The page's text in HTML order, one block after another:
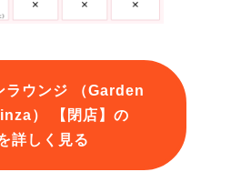
ラウンジ （Garden
） 【閉店】の
詳しく見る